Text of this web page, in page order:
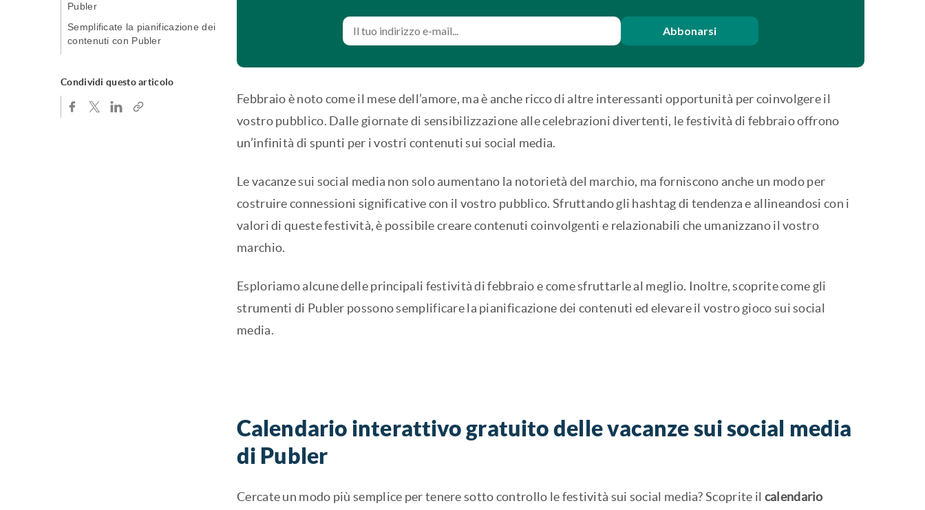
Publer
Semplificate la pianificazione dei
contenuti con Publer
Condividi questo articolo
Abbonarsi
Febbraio è noto come il mese dell’amore, ma è anche ricco di altre interessanti opportunità per coinvolgere il
vostro pubblico. Dalle giornate di sensibilizzazione alle celebrazioni divertenti, le festività di febbraio offrono
un’infinità di spunti per i vostri contenuti sui social media.
Le vacanze sui social media non solo aumentano la notorietà del marchio, ma forniscono anche un modo per
costruire connessioni significative con il vostro pubblico. Sfruttando gli hashtag di tendenza e allineandosi con i
valori di queste festività, è possibile creare contenuti coinvolgenti e relazionabili che umanizzano il vostro
marchio.
Esploriamo alcune delle principali festività di febbraio e come sfruttarle al meglio. Inoltre, scoprite come gli
strumenti di Publer possono semplificare la pianificazione dei contenuti ed elevare il vostro gioco sui social
media.
Calendario interattivo gratuito delle vacanze sui social media
di Publer
Cercate un modo più semplice per tenere sotto controllo le festività sui social media? Scoprite il calendario